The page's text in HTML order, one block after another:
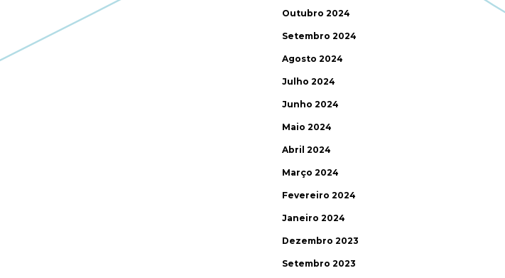
Outubro 2024
Setembro 2024
Agosto 2024
Julho 2024
Junho 2024
Maio 2024
Abril 2024
Março 2024
Fevereiro 2024
Janeiro 2024
Dezembro 2023
Setembro 2023